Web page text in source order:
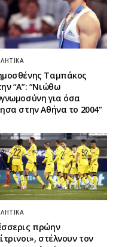
Ταμπάκος
“A”: “Νιώθω
για όσα
στην Αθήνα το 2004”
πρώην
στέλνουν τον